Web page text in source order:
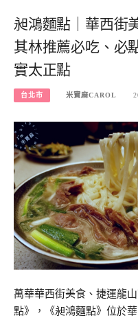
昶鴻麵點｜華西街
其林推薦必吃、必
實太正點
台北市 米寶麻CAROL
萬華華西街美食、捷運龍
點》，《昶鴻麵點》位於